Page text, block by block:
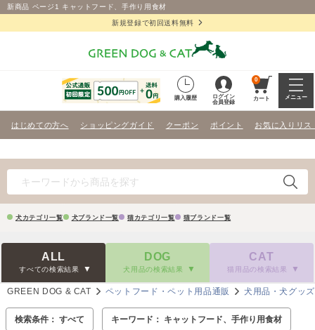
新商品 ページ1 キャットフード、手作り用食材
新規登録で初回送料無料
購入履歴
ログイン
会員登録
0
カート メニュー
はじめての方へ ショッピングガイド クーポン ポイント お気に入りリス
犬カテゴリ一覧 犬ブランド一覧 猫カテゴリ一覧 猫ブランド一覧
ALL
すべての検索結果
DOG
犬用品の検索結果
CAT
猫用品の検索結果
GREEN DOG & CAT ペットフード・ペット用品通販 犬用品・犬グッズ
検索条件： すべて キーワード： キャットフード、手作り用食材